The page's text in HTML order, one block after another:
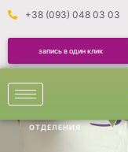
+38 (093) 048 03 03
запись в один клик
ОТДЕЛЕНИЯ